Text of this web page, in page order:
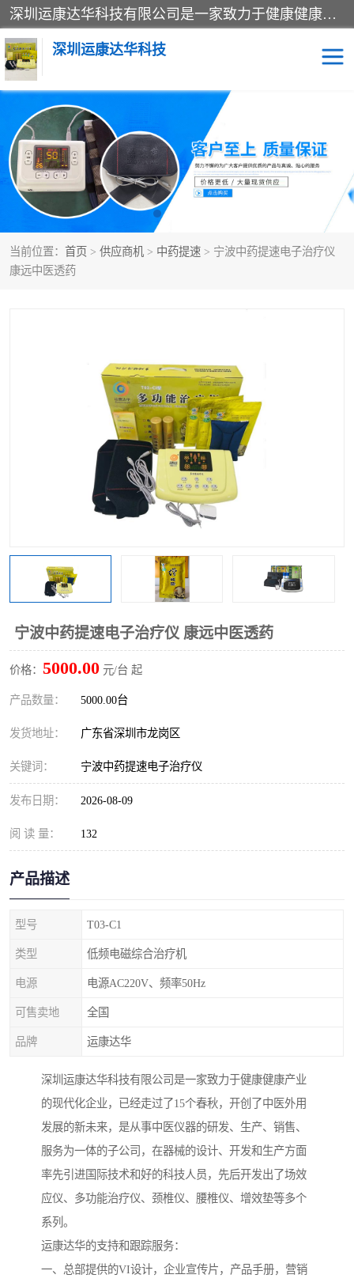
深圳运康达华科技有限公司是一家致力于健康健康产业的现代化企业，已经走过了15个春秋，开创了中医外用发展的新未来，是专业从事中医医疗仪器的研发、生产、销售、服务为一体的子公司，在医疗器械的设计、开发和生产方面率先引进国际先进技术和好的科技人员，先后开发出了场效应治疗仪、多功能治疗仪、颈椎治疗仪、腰椎治疗仪、增效垫等多个系列。
深圳运康达华科技
当前位置： 首页 > 供应商机 > 中药提速 > 宁波中药提速电子治疗仪
康远中医透药
宁波中药提速电子治疗仪 康远中医透药
价格： 5000.00 元/台 起
产品数量： 5000.00台
发货地址： 广东省深圳市龙岗区
关键词： 宁波中药提速电子治疗仪
发布日期： 2026-08-09
阅 读 量： 132
产品描述
型号 T03-C1
类型 低频电磁综合治疗机
电源 电源AC220V、频率50Hz
可售卖地 全国
品牌 运康达华
深圳运康达华科技有限公司是一家致力于健康健康产业
的现代化企业，已经走过了15个春秋，开创了中医外用
发展的新未来，是从事中医仪器的研发、生产、销售、
服务为一体的子公司，在器械的设计、开发和生产方面
率先引进国际技术和好的科技人员，先后开发出了场效
应仪、多功能治疗仪、颈椎仪、腰椎仪、增效垫等多个
系列。
运康达华的支持和跟踪服务：
一、总部提供的VI设计，企业宣传片，产品手册，营销
多功能治疗仪 中药提速
中低频治疗仪 脉冲治疗仪
**腺治疗仪